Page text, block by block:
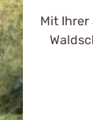
Mit Ihrer